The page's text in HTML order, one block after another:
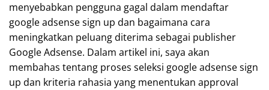
menyebabkan pengguna gagal dalam mendaftar
google adsense sign up dan bagaimana cara
meningkatkan peluang diterima sebagai publisher
Google Adsense. Dalam artikel ini, saya akan
membahas tentang proses seleksi google adsense sign
up dan kriteria rahasia yang menentukan approval